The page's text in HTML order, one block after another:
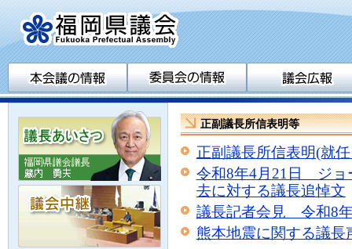
正副議長所信表明等
正副議長所信表明(就
令和8年4月21日 ジョ
去に対する議長追悼文
議長記者会見 令和8
熊本地震に関する議長